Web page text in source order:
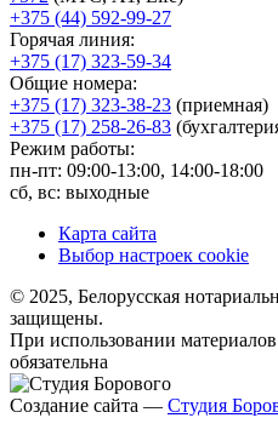
+375 (44) 592-99-27
Горячая линия:
+375 (17) 323-59-34
Общие номера:
+375 (17) 323-38-23 (приемная)
+375 (17) 258-26-83
Режим работы:
пн-пт: 09:00-13:00, 14:00-18:00
сб, вс: выходные
Карта сайта
Выбор настроек cookie
© 2025, Белорусская
защищены.
При использовании
обязательна
Создание сайта — Студия